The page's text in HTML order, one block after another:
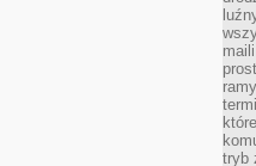
tryb